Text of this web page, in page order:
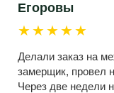
Егоровы
★★★★★
Делали заказ на
замерщик, провел
Через две недели